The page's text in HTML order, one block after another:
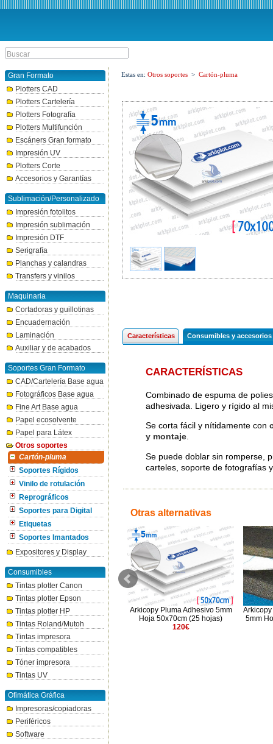
Gran Formato
Plotters CAD
Plotters Cartelería
Plotters Fotografía
Plotters Multifunción
Escáners Gran formato
Impresión UV
Plotters Corte
Accesorios y Garantías
Sublimación/Personalizado
Impresión fotolitos
Impresión sublimación
Impresión DTF
Serigrafía
Planchas y calandras
Transfers y vinilos
Maquinaria
Cortadoras y guillotinas
Encuadernación
Laminación
Auxiliar y de acabados
Soportes Gran Formato
CAD/Cartelería Base agua
Fotográficos Base agua
Fine Art Base agua
Papel ecosolvente
Papel para Látex
Otros soportes
Cartón-pluma
Soportes Rígidos
Vinilo de rotulación
Reprográficos
Soportes para Digital
Etiquetas
Soportes Imantados
Expositores y Display
Consumibles
Tintas plotter Canon
Tintas plotter Epson
Tintas plotter HP
Tintas Roland/Mutoh
Tintas impresora
Tintas compatibles
Tóner impresora
Tintas UV
Ofimática Gráfica
Impresoras/copiadoras
Periféricos
Software
Estas en: Otros soportes > Cartón-pluma
Características Consumibles y accesorios
CARACTERÍSTICAS
Combinado de espuma de
adhesivada. Ligero y rígido al
Se corta fácil y nítidamente con
y montaje.
Se puede doblar sin romperse,
carteles, soporte de fotografías
Otras alternativas
Kapaline 3mm Hoja 70x100cm
(40h)
288.65€
Arkicopy Pluma Adhesivo 5mm
Hoja 50x70cm (25 hojas)
120€
5mm